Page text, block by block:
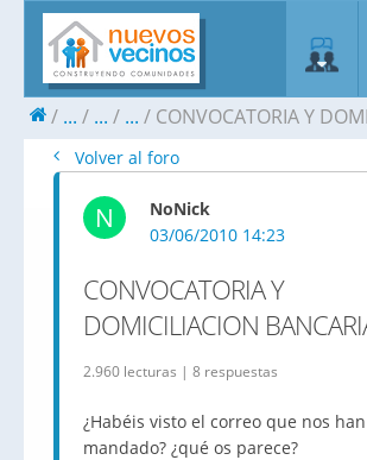
... ... ...
Volver al foro
N
NoNick
03/06/2010 14:23
CONVOCATORIA Y
2.960 lecturas | 8 respuestas
¿Habéis visto el correo que nos han
mandado? ¿qué os parece?